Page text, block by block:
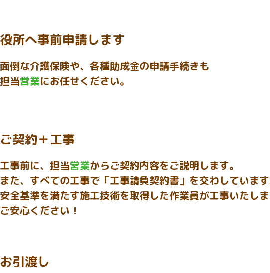
役所へ事前申請します
面倒な介護保険や、各種助成金の申請手続きも
担当営業にお任せください。
ご契約＋工事
工事前に、担当営業からご契約内容をご説明します。
また、すべての工事で「工事請負契約書」を交わしています
安全基準を満たす施工技術を取得した作業員が工事いたしま
ご安心ください！
お引渡し